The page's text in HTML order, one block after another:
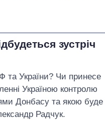
зустріч
та України? Чи принесе
Україною контролю
Донбасу та якою буде
Радчук.